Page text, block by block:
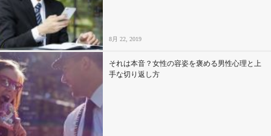
8月 22, 2019
それは本音？女性の容姿を褒める男性心理と上
手な切り返し方